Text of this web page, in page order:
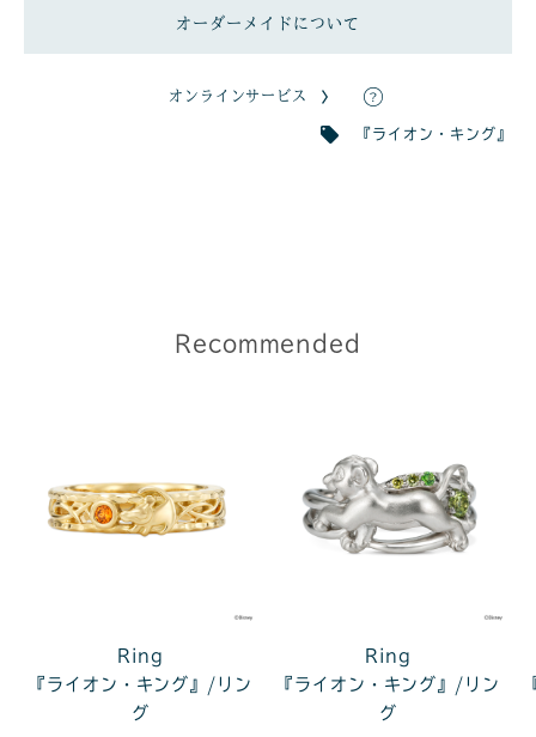
オーダーメイドについて
オンラインサービス
『ライオン・キング』
Recommended
Ring
『ライオン・キング』/リン
グ
Ring
『ライオン・キング』/リン
グ